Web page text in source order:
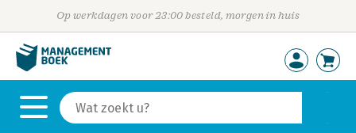
Op werkdagen voor 23:00 besteld, morgen in huis